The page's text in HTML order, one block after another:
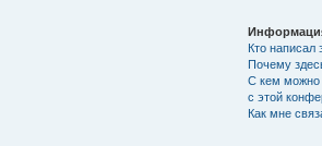
Кто написал
Почему
С кем можно
с этой
Как мне